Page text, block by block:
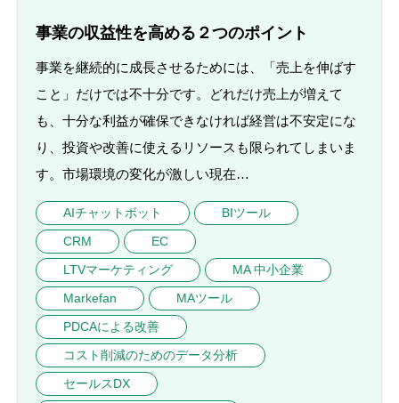
事業の収益性を高める２つのポイント
事業を継続的に成長させるためには、「売上を伸ばす
こと」だけでは不十分です。どれだけ売上が増えて
も、十分な利益が確保できなければ経営は不安定にな
り、投資や改善に使えるリソースも限られてしまいま
す。市場環境の変化が激しい現在…
AIチャットボット
BIツール
CRM
EC
LTVマーケティング
MA 中小企業
Markefan
MAツール
PDCAによる改善
コスト削減のためのデータ分析
セールスDX